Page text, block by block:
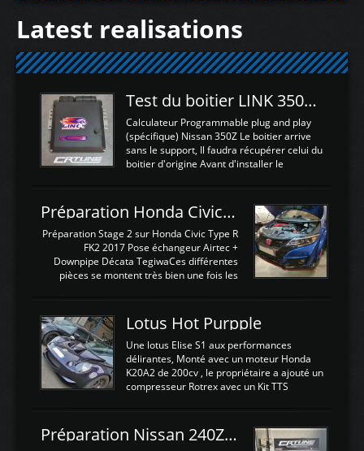
Latest realisations
Test du boitier LINK 350Z Plugin ECU
Calculateur Programmable plug and play
(spécifique) Nissan 350Z Le boitier arrive
sans le support, Il faudra récupérer celui du
boitier d'origine Avant d'installer le
d'envoyer l'information de la large bande
dans le boitier. sydney sweeney deepfake
La sortie 0-5V de l'afr sera connectée sur
l'entrée AN Volt 8 et GndAN pour
Analogique, et Volt car l'information est une
tension (Pas une résistance variable d'un
est temps de brancher le ...
Préparation Honda Civic Type R FK2
Préparation Stage 2 sur Honda Civic Type R
FK2 2017 Pose échangeur Airtec +
Downpipe Décata TegiwaCes différentes
pièces se montent très bien une fois les
légere découpe du plastique inferieur,
negénant en rien la structure ou le
fonctionnement du fond plat. Une
reprogrammation Stage 2 est faite sur le
calculateur d'origine. Une alternative
économique au passage sur Hondata
d'origine 310cv et 400Nn , Une fois
reprogrammé et les ...
Lotus Hot Purpple
Une lotus Elise S1 aux performances
délirantes, Monté avec un moteur Honda
K20A2 de 200cv , le propriétaire a ajouté un
compresseur Rotrex avec un Kit TTS
d'augmenter la puissance de son moteur:
un watercooler a été ajouté. 300Cv sans
Préparation Nissan 240Z SR20DET